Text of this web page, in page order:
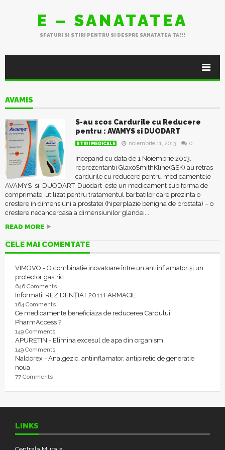
E – SANATATEA
SFATURI SI STIRI PENTRU SI DESPRE SANATATEA TA!!!
AVAMIS
S-au scos Cardurile cu Reducere
pentru : AVAMYS si DUODART
STIRI MEDICALE noiembrie 11, 2013 0
Incepand cu data de 1 Noiembrie 2013,
reprezentantii GlaxoSmithKline(GSK) au retras
cardurile cu reducere pentru medicamentele
AVAMYS si DUODART. Duodart este un medicament sub forma de
comprimate, utilizat pentru tratamentul barbatilor care prezinta o
crestere in dimensiuni a prostatei (hiperplazie benigna de prostata) – o
crestere necanceroasa a dimensiunilor glandei...
READ MORE
CELE MAI COMENTATE
VIMOVO - O combinație inovatoare între un antiinflamator și un
protector gastric
646 Comments
Informații REZIDENȚIAT 2011 FARMACIE
164 Comments
Ce medicamente beneficiaza de reducerea Cardului
PharmAccess ?
149 Comments
APURETIN - Elimina excesul de apa din organism
149 Comments
Naldorex - Analgezic, antiinflamator, antipiretic de generatie
noua
77 Comments
LINKS